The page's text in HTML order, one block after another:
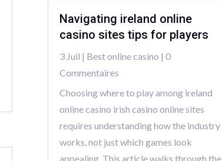
Navigating ireland online
casino sites tips for players
3 Juil | Best online casino | 0
Commentaires
Choosing where to play among ireland
online casino irish casino online sites
requires understanding how the industry
works, not just which games look
appealing. This article walks through the